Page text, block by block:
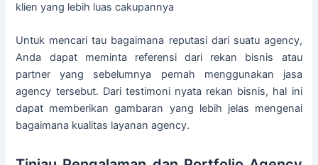
klien yang lebih luas cakupannya
Untuk mencari tau bagaimana reputasi dari suatu agency,
Anda dapat meminta referensi dari rekan bisnis atau
partner yang sebelumnya pernah menggunakan jasa
agency tersebut. Dari testimoni nyata rekan bisnis, hal ini
dapat memberikan gambaran yang lebih jelas mengenai
bagaimana kualitas layanan agency.